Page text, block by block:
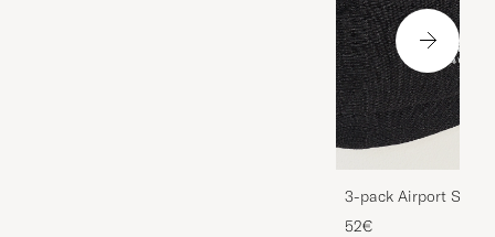
3-pack Airport
Melange
52€